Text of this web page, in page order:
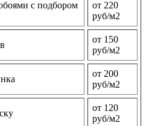
с подбором
от 220
руб/м2
от 150
руб/м2
от 200
руб/м2
от 120
руб/м2